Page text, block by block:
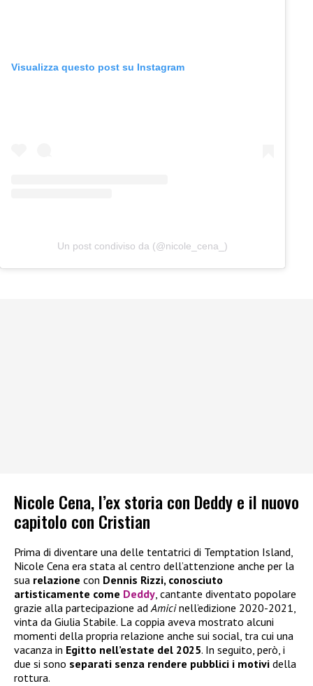
Visualizza questo post su Instagram
Un post condiviso da (@nicole_cena_)
Nicole Cena, l’ex storia con Deddy e il nuovo
capitolo con Cristian
Prima di diventare una delle tentatrici di Temptation Island,
Nicole Cena era stata al centro dell’attenzione anche per la
sua relazione con Dennis Rizzi, conosciuto
artisticamente come Deddy, cantante diventato popolare
grazie alla partecipazione adAmicinell’edizione 2020-2021,
vinta da Giulia Stabile. La coppia aveva mostrato alcuni
momenti della propria relazione anche sui social, tra cui una
vacanza in Egitto nell’estate del 2025. In seguito, però, i
due si sono separati senza rendere pubblici i motivi della
rottura.